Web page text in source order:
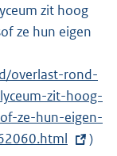
zit hoog
ze hun eigen
overlast-rond-
zit-hoog-
ze-hun-eigen-
)